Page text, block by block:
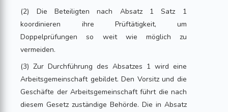
(2) Die Beteiligten nach Absatz 1 Satz 1
koordinieren ihre Prüftätigkeit, um
Doppelprüfungen so weit wie möglich zu
vermeiden.
(3) Zur Durchführung des Absatzes 1 wird eine
Arbeitsgemeinschaft gebildet. Den Vorsitz und die
Geschäfte der Arbeitsgemeinschaft führt die nach
diesem Gesetz zuständige Behörde. Die in Absatz